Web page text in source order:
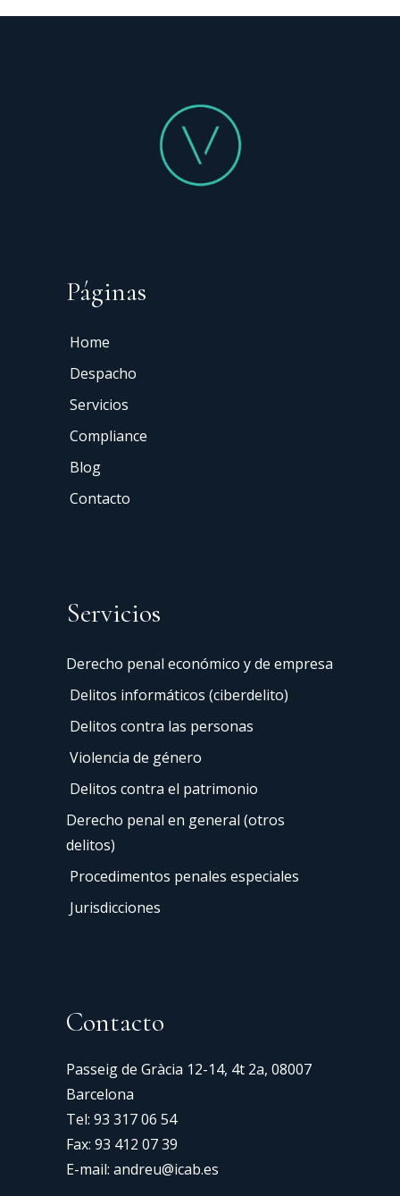
Páginas
Home
Despacho
Servicios
Compliance
Blog
Contacto
Servicios
Derecho penal económico y de empresa
Delitos informáticos (ciberdelito)
Delitos contra las personas
Violencia de género
Delitos contra el patrimonio
Derecho penal en general (otros
delitos)
Procedimentos penales especiales
Jurisdicciones
Contacto
Passeig de Gràcia 12-14, 4t 2a, 08007
Barcelona
Tel: 93 317 06 54
Fax: 93 412 07 39
E-mail: andreu@icab.es